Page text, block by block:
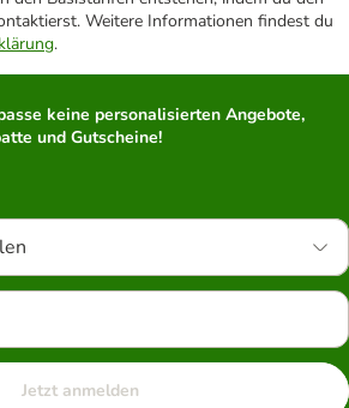
Weitere Informationen findest du
.
keine personalisierten Angebote,
und Gutscheine!
Jetzt anmelden